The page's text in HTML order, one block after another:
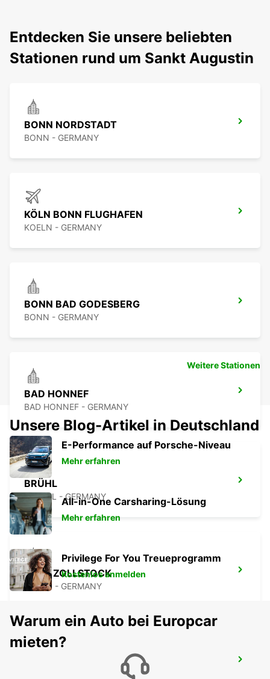
Entdecken Sie unsere beliebten
Stationen rund um Sankt Augustin
BONN NORDSTADT
BONN - GERMANY
KÖLN BONN FLUGHAFEN
KOELN - GERMANY
BONN BAD GODESBERG
BONN - GERMANY
BAD HONNEF
BAD HONNEF - GERMANY
BRÜHL
BRUEHL - GERMANY
KÖLN ZOLLSTOCK
KOELN - GERMANY
KÖLN DEUTZ MESSE
Weitere Stationen
Unsere Blog-Artikel in Deutschland
E-Performance auf Porsche-Niveau
Mehr erfahren
All-in-One Carsharing-Lösung
Mehr erfahren
Privilege For You Treueprogramm
Kostenlos anmelden
Warum ein Auto bei Europcar
mieten?